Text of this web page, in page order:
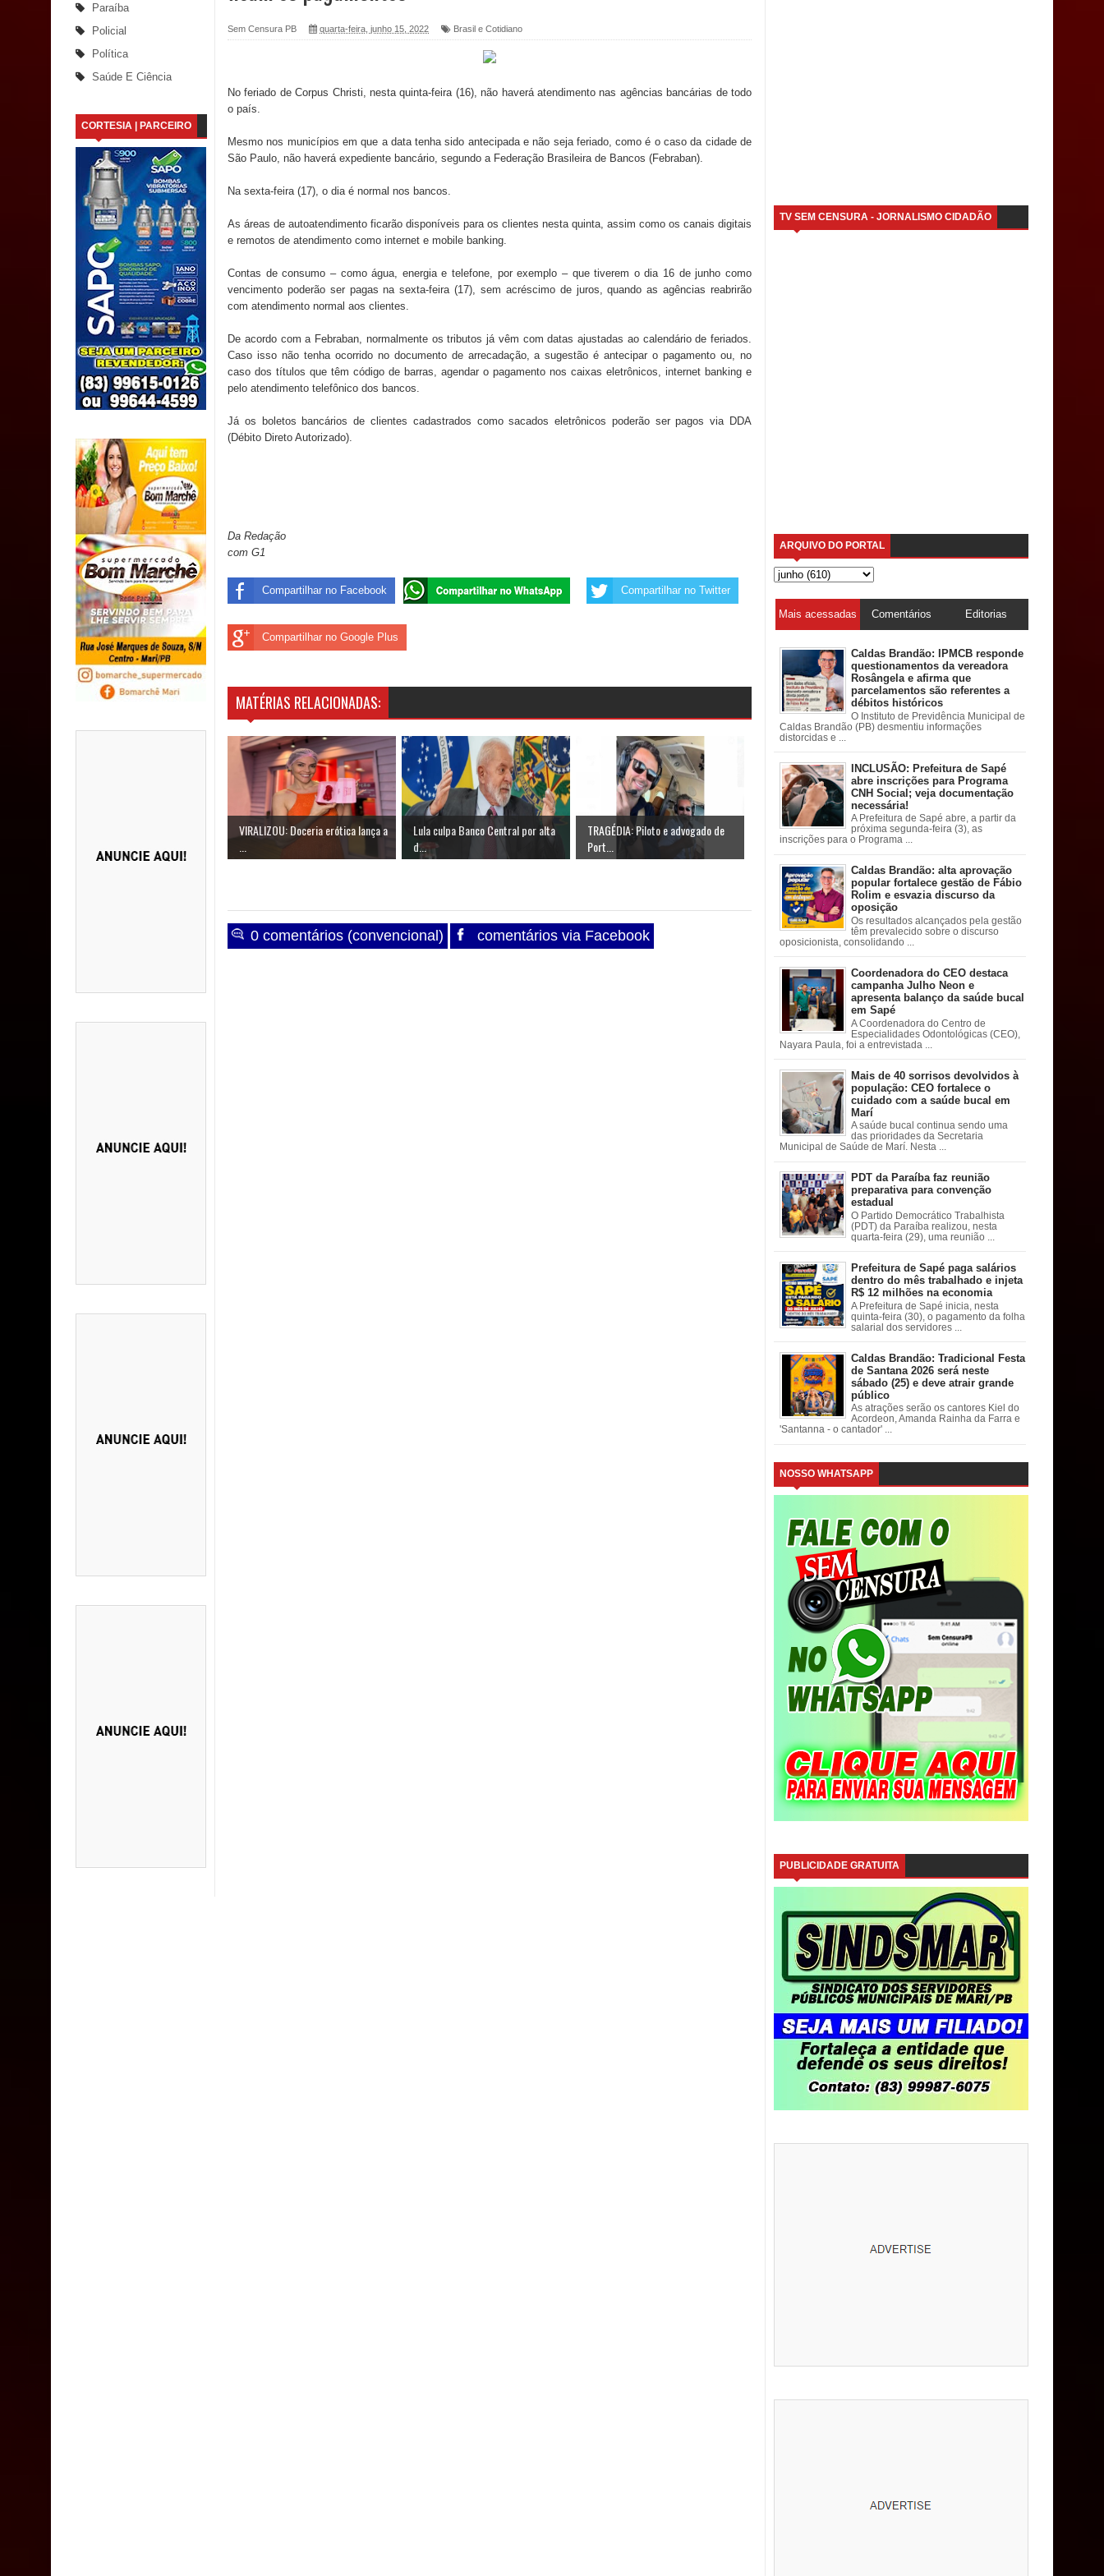
Saúde Bucal: Mais de 470 próteses dentárias já foram entregues pela Prefeitura de Sapé em 2026
Caldas Brandão: Tradicional Festa de Santana 2026 será neste sábado (25) e deve atrair grande público
Nota de pesar: Câmara de Marí lamenta a morte da ex-vereadora Neta do Sindicato
Prefeito Major Sidnei busca em Brasília recursos para nova Casa de Acolhida e CRAS de Sapé
Denise Ribeiro toma posse no Diretório Nacional do PDT durante Convenção em Brasília
Dois Gigantes da Poesia Paraibana inspiram a IV FEIRA LITERÁRIA DO BREJO em Guarabira
Vereador Davyd Matias reúne cerca de 200 lideranças em apoio à pré-candidatura de Denise Ribeiro à
Assembleia Legislativa
Mari marca presença no maior evento de saúde pública do planeta com foco na qualificação dos serviços do
SUS
MULUNGU: Servidora revela Perseguição na Gestão de Daniella Ribeiro e prática repudiável revolta
população
Caldas Brandão: IPMCB responde questionamentos da vereadora Rosângela e afirma que parcelamentos
são referentes a débitos históricos
Paraíba
Policial
Política
Saúde E Ciência
CORTESIA | PARCEIRO
Sem Censura PB quarta-feira, junho 15, 2022 Brasil e Cotidiano
No feriado de Corpus Christi, nesta quinta-feira (16), não haverá atendimento nas agências bancárias de todo
o país.
Mesmo nos municípios em que a data tenha sido antecipada e não seja feriado, como é o caso da cidade de
São Paulo, não haverá expediente bancário, segundo a Federação Brasileira de Bancos (Febraban).
Na sexta-feira (17), o dia é normal nos bancos.
As áreas de autoatendimento ficarão disponíveis para os clientes nesta quinta, assim como os canais digitais
e remotos de atendimento como internet e mobile banking.
Contas de consumo – como água, energia e telefone, por exemplo – que tiverem o dia 16 de junho como
vencimento poderão ser pagas na sexta-feira (17), sem acréscimo de juros, quando as agências reabrirão
com atendimento normal aos clientes.
De acordo com a Febraban, normalmente os tributos já vêm com datas ajustadas ao calendário de feriados.
Caso isso não tenha ocorrido no documento de arrecadação, a sugestão é antecipar o pagamento ou, no
caso dos títulos que têm código de barras, agendar o pagamento nos caixas eletrônicos, internet banking e
pelo atendimento telefônico dos bancos.
Já os boletos bancários de clientes cadastrados como sacados eletrônicos poderão ser pagos via DDA
(Débito Direto Autorizado).
Da Redação
com G1
Compartilhar no Facebook Compartilhar no Twitter
Compartilhar no Google Plus
MATÉRIAS RELACIONADAS:
VIRALIZOU: Doceria erótica lança a
Lula culpa Banco Central por alta
d...
TRAGÉDIA: Piloto e advogado de
Port...
0 comentários (convencional) comentários via Facebook
TV SEM CENSURA - JORNALISMO CIDADÃO
ARQUIVO DO PORTAL
Mais acessadas Comentários Editorias
Caldas Brandão: IPMCB responde
questionamentos da vereadora
Rosângela e afirma que
parcelamentos são referentes a
débitos históricos
O Instituto de Previdência Municipal de
Caldas Brandão (PB) desmentiu informações
distorcidas e ...
INCLUSÃO: Prefeitura de Sapé
abre inscrições para Programa
CNH Social; veja documentação
necessária!
A Prefeitura de Sapé abre, a partir da
próxima segunda-feira (3), as
inscrições para o Programa ...
Caldas Brandão: alta aprovação
popular fortalece gestão de Fábio
Rolim e esvazia discurso da
oposição
Os resultados alcançados pela gestão
têm prevalecido sobre o discurso
oposicionista, consolidando ...
Coordenadora do CEO destaca
campanha Julho Neon e
apresenta balanço da saúde bucal
em Sapé
A Coordenadora do Centro de
Especialidades Odontológicas (CEO),
Nayara Paula, foi a entrevistada ...
Mais de 40 sorrisos devolvidos à
população: CEO fortalece o
cuidado com a saúde bucal em
Marí
A saúde bucal continua sendo uma
das prioridades da Secretaria
Municipal de Saúde de Marí. Nesta ...
PDT da Paraíba faz reunião
preparativa para convenção
estadual
O Partido Democrático Trabalhista
(PDT) da Paraíba realizou, nesta
quarta-feira (29), uma reunião ...
Prefeitura de Sapé paga salários
dentro do mês trabalhado e injeta
R$ 12 milhões na economia
A Prefeitura de Sapé inicia, nesta
quinta-feira (30), o pagamento da folha
salarial dos servidores ...
Caldas Brandão: Tradicional Festa
de Santana 2026 será neste
sábado (25) e deve atrair grande
público
As atrações serão os cantores Kiel do
Acordeon, Amanda Rainha da Farra e
'Santanna - o cantador' ...
NOSSO WHATSAPP
PUBLICIDADE GRATUITA